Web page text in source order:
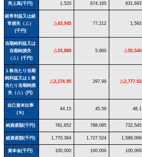
売上高(千円) 1,520 674,165 831,693
経常利益又は経
常損失（△）
(千円)
△43,945 77,212 1,592
当期純利益又は
当期純損失
（△）(千円)
△33,889 5,960 △55,540
１株当たり当期
純利益又は１株
当たり当期純損
失（△）(円)
△2,276.95 297.99 △2,777.02
自己資本比率
(％)
44.15 45.59 46.1
純資産額(千円) 781,652 788,085 732,545
総資産額(千円) 1,770,384 1,727,524 1,588,066
資本金(千円) 100,000 100,000 100,000